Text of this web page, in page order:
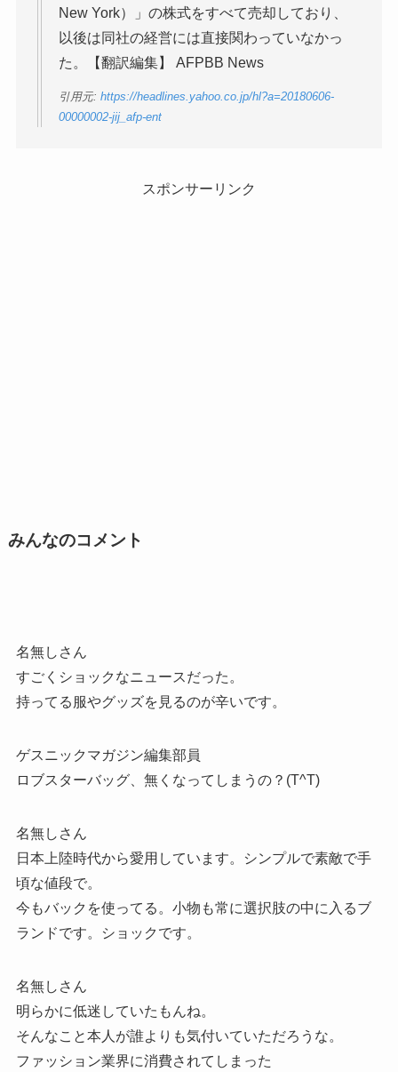
New York）」の株式をすべて売却しており、
以後は同社の経営には直接関わっていなかっ
た。【翻訳編集】 AFPBB News
引用元: https://headlines.yahoo.co.jp/hl?a=20180606-
00000002-jij_afp-ent
スポンサーリンク
みんなのコメント
名無しさん
すごくショックなニュースだった。
持ってる服やグッズを見るのが辛いです。
ゲスニックマガジン編集部員
ロブスターバッグ、無くなってしまうの？(T^T)
名無しさん
日本上陸時代から愛用しています。シンプルで素敵で手
頃な値段で。
今もバックを使ってる。小物も常に選択肢の中に入るブ
ランドです。ショックです。
名無しさん
明らかに低迷していたもんね。
そんなこと本人が誰よりも気付いていただろうな。
ファッション業界に消費されてしまった